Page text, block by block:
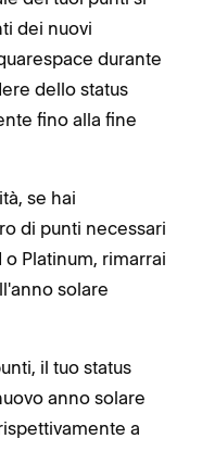
dei nuovi
durante
dello status
fino alla fine
se hai
di punti necessari
Platinum, rimarrai
solare
il tuo status
anno solare
a